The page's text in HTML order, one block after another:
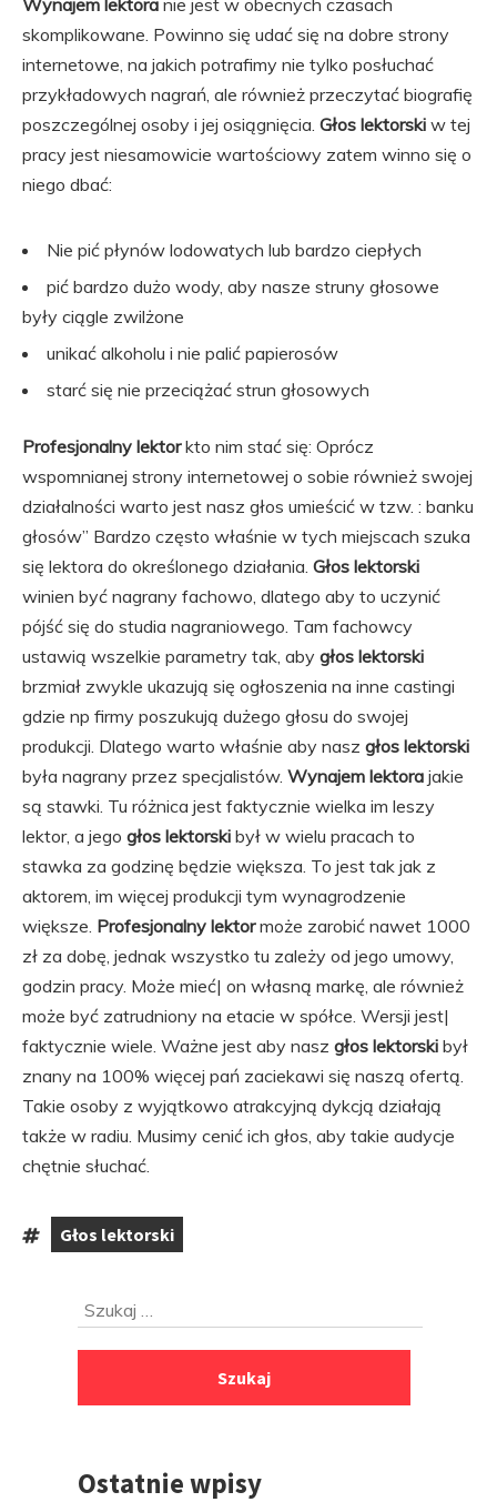
skomplikowane. Powinno się udać się na dobre strony
internetowe, na jakich potrafimy nie tylko posłuchać
przykładowych nagrań, ale również przeczytać biografię
poszczególnej osoby i jej osiągnięcia. Głos lektorski w tej
pracy jest niesamowicie wartościowy zatem winno się o
niego dbać:
Nie pić płynów lodowatych lub bardzo ciepłych
pić bardzo dużo wody, aby nasze struny głosowe
były ciągle zwilżone
unikać alkoholu i nie palić papierosów
starć się nie przeciążać strun głosowych
Profesjonalny lektorkto nim stać się: Oprócz
wspomnianej strony internetowej o sobie również swojej
działalności warto jest nasz głos umieścić w tzw. : banku
głosów” Bardzo często właśnie w tych miejscach szuka
się lektora do określonego działania. Głos lektorski
winien być nagrany fachowo, dlatego aby to uczynić
pójść się do studia nagraniowego. Tam fachowcy
ustawią wszelkie parametry tak, aby głos lektorski
brzmiał zwykle ukazują się ogłoszenia na inne castingi
gdzie np firmy poszukują dużego głosu do swojej
produkcji. Dlatego warto właśnie aby nasz głos lektorski
była nagrany przez specjalistów. Wynajem lektora jakie
są stawki. Tu różnica jest faktycznie wielka im leszy
lektor, a jego głos lektorski był w wielu pracach to
stawka za godzinę będzie większa. To jest tak jak z
aktorem, im więcej produkcji tym wynagrodzenie
większe. Profesjonalny lektormoże zarobić nawet 1000
zł za dobę, jednak wszystko tu zależy od jego umowy,
godzin pracy. Może mieć| on własną markę, ale również
może być zatrudniony na etacie w spółce. Wersji jest|
faktycznie wiele. Ważne jest aby nasz głos lektorski był
znany na 100% więcej pań zaciekawi się naszą ofertą.
Takie osoby z wyjątkowo atrakcyjną dykcją działają
także w radiu. Musimy cenić ich głos, aby takie audycje
chętnie słuchać.
Tagi:
Głos lektorski
PrzejdźSzukaj:
Ostatnie wpisy